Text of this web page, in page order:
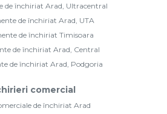
de închiriat Arad, Ultracentral
de închiriat Arad, UTA
de închiriat Timisoara
de închiriat Arad, Central
de închiriat Arad, Podgoria
comercial
de închiriat Arad